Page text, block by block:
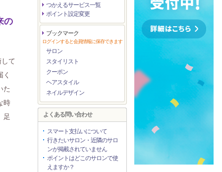
の
て
た
時
足
つかえるサービス一覧
ポイント設定変更
ブックマーク
ログインすると会員情報に保存できます
サロン
スタイリスト
クーポン
ヘアスタイル
ネイルデザイン
よくある問い合わせ
スマート支払いについて
行きたいサロン・近隣のサロ
ンが掲載されていません
ポイントはどこのサロンで使
えますか？